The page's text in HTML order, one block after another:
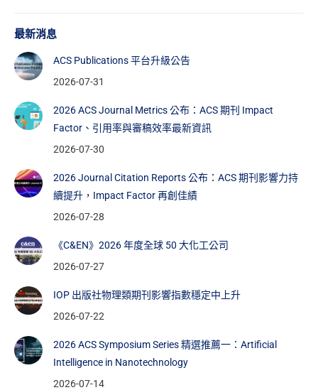
最新消息
ACS Publications 平台升級公告
2026-07-31
2026 ACS Journal Metrics 公布：ACS 期刊 Impact
Factor、引用率與審稿效率最新資訊
2026-07-30
2026 Journal Citation Reports 公布：ACS 期刊影響力持
續提升，Impact Factor 再創佳績
2026-07-28
《C&EN》2026 年度全球 50 大化工公司
2026-07-27
IOP 出版社物理類期刊影響指數穩定中上升
2026-07-22
2026 ACS Symposium Series 精選推薦一：Artificial
Intelligence in Nanotechnology
2026-07-14